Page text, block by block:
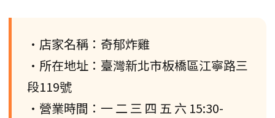
•店家名稱：奇郁炸雞
•所在地址：臺灣新北市板橋區江寧路三
段119號
•營業時間：一 二 三 四 五 六 15:30-